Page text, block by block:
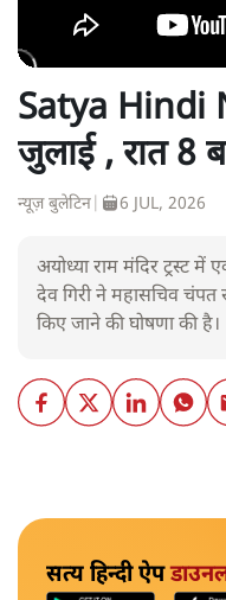
Satya Hindi
जुलाई , रात
न्यूज़ बुलेटिन 6 JUL, 2026
अयोध्या राम मंदिर ट्रस्ट
देव गिरी ने महासचिव चंपत
किए जाने की घोषणा की है।
सत्य हिन्दी ऐप